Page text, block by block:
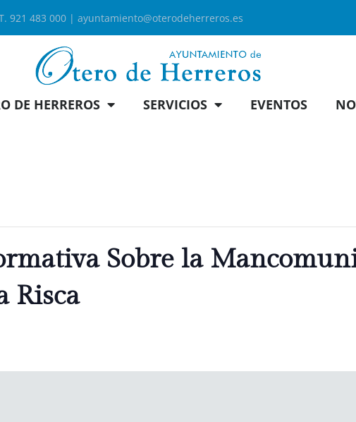
921 483 000 | ayuntamiento@oterodeherreros.es
DE HERREROS SERVICIOS EVENTOS
Sobre la
Risca